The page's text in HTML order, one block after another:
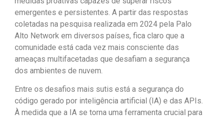
emergentes e persistentes. A partir das respostas
coletadas na pesquisa realizada em 2024 pela Palo
Alto Network em diversos países, fica claro que a
comunidade está cada vez mais consciente das
ameaças multifacetadas que desafiam a segurança
dos ambientes de nuvem.
Entre os desafios mais sutis está a segurança do
código gerado por inteligência artificial (IA) e das APIs.
À medida que a IA se torna uma ferramenta crucial para